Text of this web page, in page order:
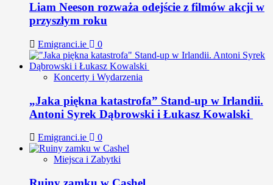
Liam Neeson rozważa odejście z filmów akcji w
przyszłym roku
Emigranci.ie 0
Koncerty i Wydarzenia
„Jaka piękna katastrofa” Stand-up w Irlandii.
Antoni Syrek Dąbrowski i Łukasz Kowalski
Emigranci.ie 0
Miejsca i Zabytki